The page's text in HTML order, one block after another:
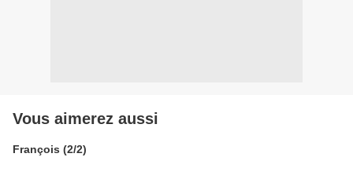
Vous aimerez aussi
François (2/2)